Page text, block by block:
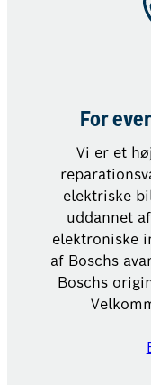
For
Vi er et
elektriske
uddannet
elektroniske
af Boschs
Boschs